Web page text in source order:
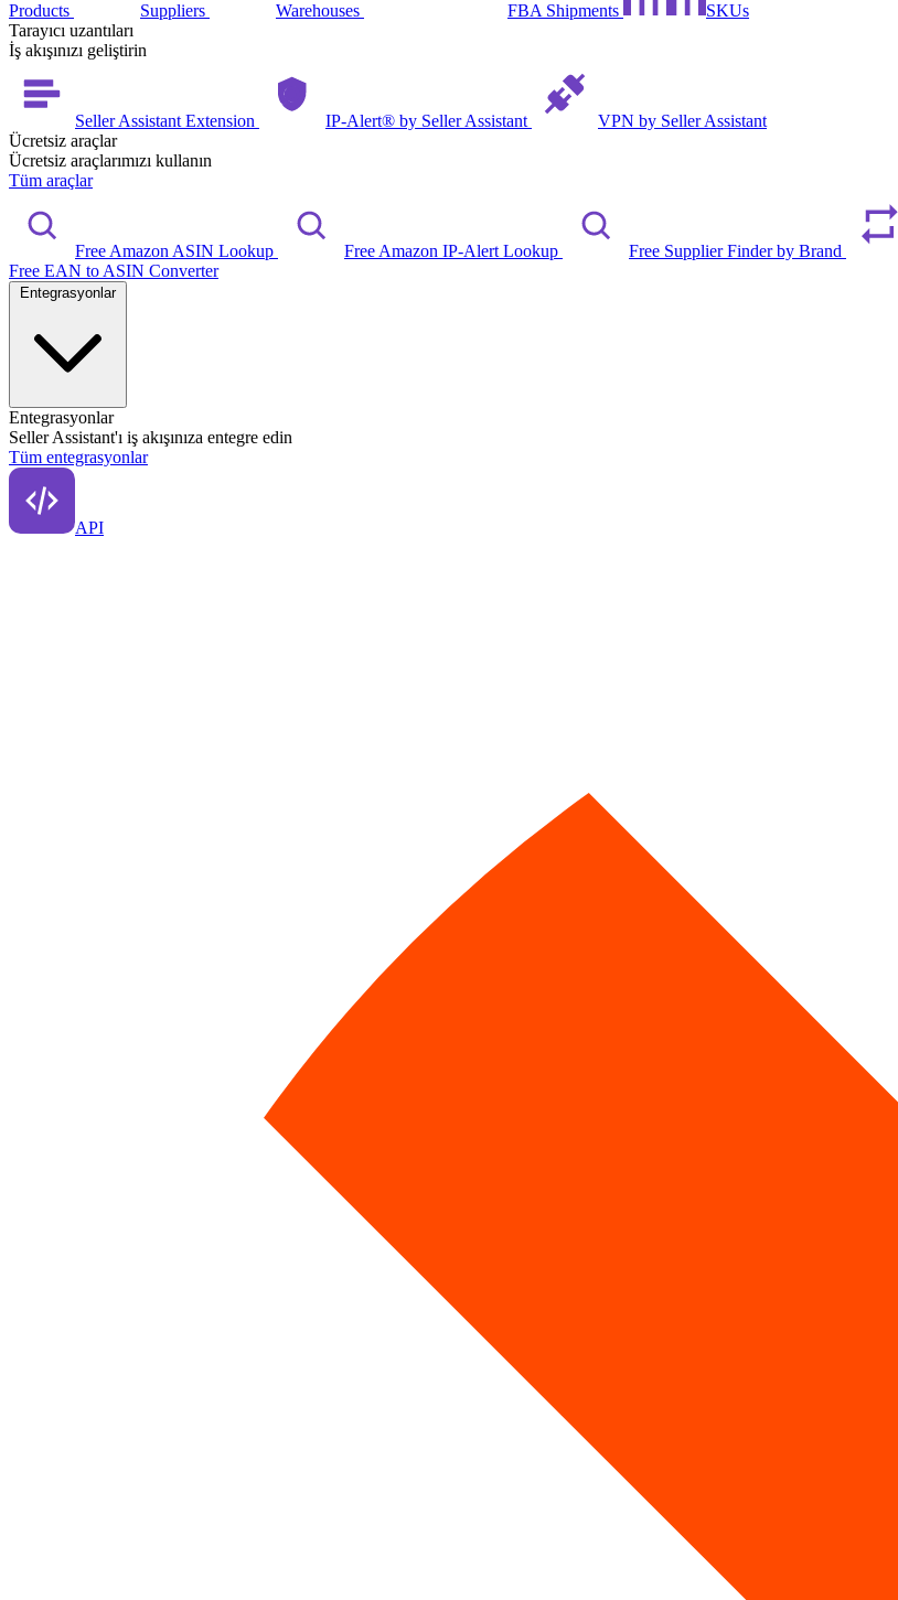
Products Suppliers Warehouses FBA Shipments
SKUs
Tarayıcı uzantıları
İş akışınızı geliştirin
Seller Assistant Extension IP-Alert® by Seller Assistant
VPN by Seller Assistant
Ücretsiz araçlar
Ücretsiz araçlarımızı kullanın
Tüm araçlar
Free Amazon ASIN Lookup Free Amazon IP-Alert Lookup Free Supplier Finder by Brand
Free EAN to ASIN Converter
Entegrasyonlar
Entegrasyonlar
Seller Assistant'ı iş akışınıza entegre edin
Tüm entegrasyonlar
API